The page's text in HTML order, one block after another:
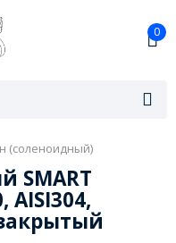
0
(соленоидный)
SMART
AISI304,